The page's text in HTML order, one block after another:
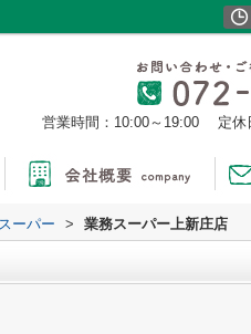
営業時間：10:00～19:00 定
ーパー > 業務スーパー上新庄店